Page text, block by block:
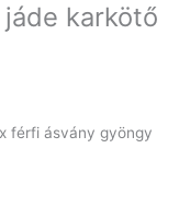
karkötő
férfi ásvány gyöngy